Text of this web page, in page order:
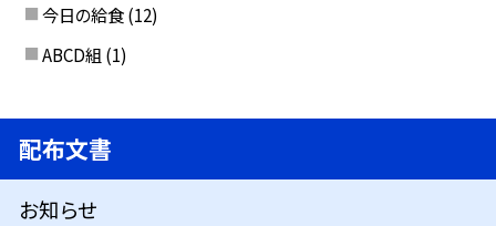
今日の給食 (12)
ABCD組 (1)
配布文書
お知らせ